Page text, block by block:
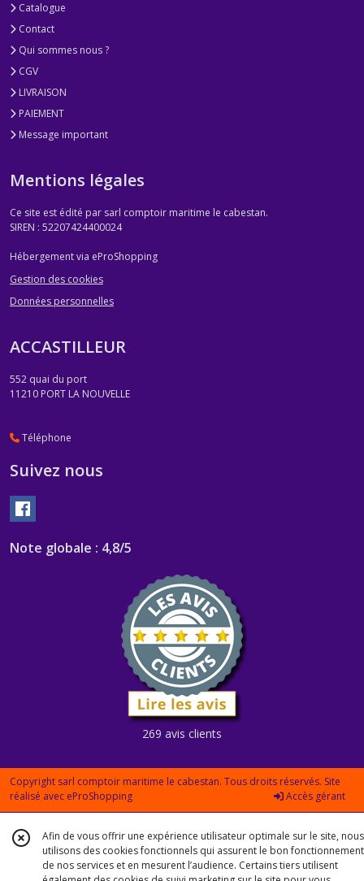
Catalogue
Contact
Qui sommes nous ?
CGV
LIVRAISON
PAIEMENT
Message important
Mentions légales
Ce site est édité par sarl comptoir maritime le cabestan.
SIREN : 52207424400024
Hébergement via eProShopping
Gestion des cookies
Données personnelles
ACCASTILLEUR
552 quai du port
11210 PORT LA NOUVELLE
Téléphone
Suivez nous
Note globale : 4,8/5
269 avis clients
Copyright sarl comptoir maritime le cabestan. Tous droits réservés. Site
réalisé avec eProShopping Accès gérant
Afin de vous offrir une expérience utilisateur optimale sur le site, nous
utilisons des cookies fonctionnels qui assurent le bon fonctionnement
de nos services et en mesurent l’audience. Certains tiers utilisent